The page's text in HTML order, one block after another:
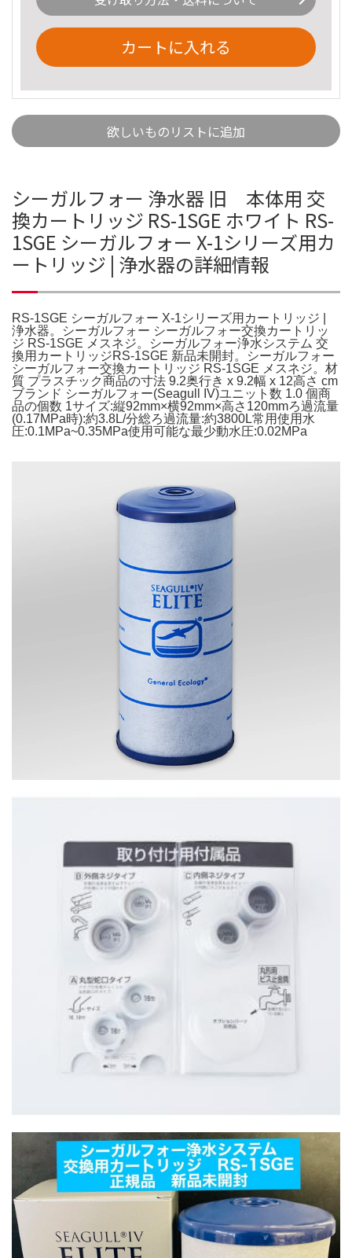
カートに入れる
欲しいものリストに追加
シーガルフォー 浄水器 旧 本体用 交
換カートリッジ RS-1SGE ホワイト RS-
1SGE シーガルフォー X-1シリーズ用カ
ートリッジ | 浄水器の詳細情報
RS-1SGE シーガルフォー X-1シリーズ用カートリッジ |
浄水器。シーガルフォー シーガルフォー交換カートリッ
ジ RS-1SGE メスネジ。シーガルフォー浄水システム 交
換用カートリッジRS-1SGE 新品未開封。シーガルフォー
シーガルフォー交換カートリッジ RS-1SGE メスネジ。材
質 プラスチック商品の寸法 9.2奥行き x 9.2幅 x 12高さ cm
ブランド シーガルフォー(Seagull IV)ユニット数 1.0 個商
品の個数 1サイズ:縦92mm×横92mm×高さ120mmろ過流量
(0.17MPa時):約3.8L/分総ろ過流量:約3800L常用使用水
圧:0.1MPa~0.35MPa使用可能な最少動水圧:0.02MPa